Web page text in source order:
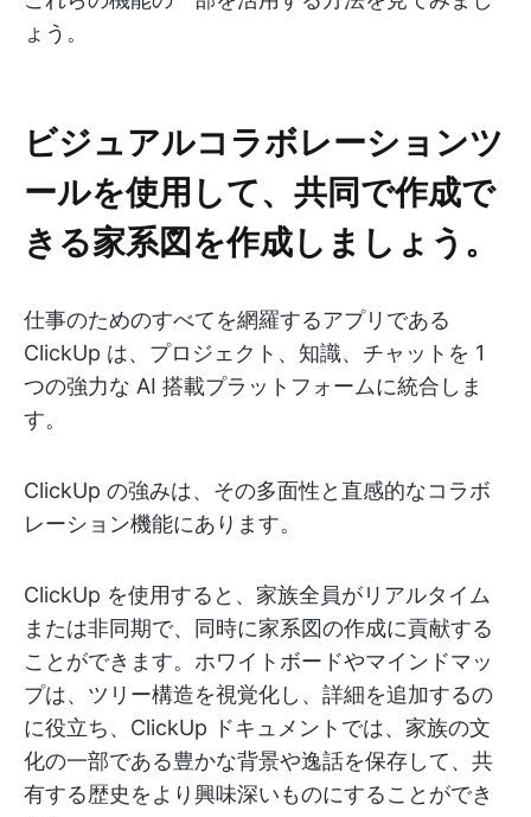
ょう。
ビジュアルコラボレーションツ
ールを使用して、共同で作成で
きる家系図を作成しましょう。
仕事のためのすべてを網羅するアプリである
ClickUp は、プロジェクト、知識、チャットを 1
つの強力な AI 搭載プラットフォームに統合しま
す。
ClickUp の強みは、その多面性と直感的なコラボ
レーション機能にあります。
ClickUp を使用すると、家族全員がリアルタイム
または非同期で、同時に家系図の作成に貢献する
ことができます。ホワイトボードやマインドマッ
プは、ツリー構造を視覚化し、詳細を追加するの
に役立ち、ClickUp ドキュメントでは、家族の文
化の一部である豊かな背景や逸話を保存して、共
有する歴史をより興味深いものにすることができ